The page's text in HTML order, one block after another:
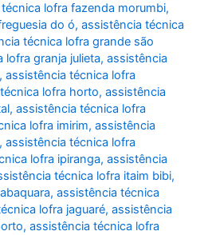
lofra fazenda morumbi,
do ó,assistência técnica
técnica lofra grande são
lofra granja julieta,assistência
,assistência técnica lofra
lofra horto,assistência
,assistência técnica lofra
lofra imirim,assistência
,assistência técnica lofra
lofra ipiranga,assistência
técnica lofra itaim bibi,
,assistência técnica
lofra jaguaré,assistência
,assistência técnica lofra